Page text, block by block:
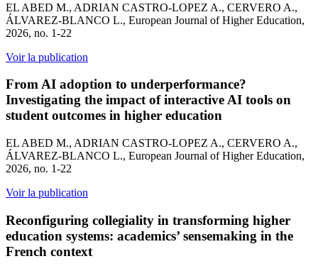
EL ABED M., ADRIAN CASTRO-LOPEZ A., CERVERO A.,
ÁLVAREZ-BLANCO L., European Journal of Higher Education,
2026, no. 1-22
Voir la publication
From AI adoption to underperformance?
Investigating the impact of interactive AI tools on
student outcomes in higher education
EL ABED M., ADRIAN CASTRO-LOPEZ A., CERVERO A.,
ÁLVAREZ-BLANCO L., European Journal of Higher Education,
2026, no. 1-22
Voir la publication
Reconfiguring collegiality in transforming higher
education systems: academics’ sensemaking in the
French context